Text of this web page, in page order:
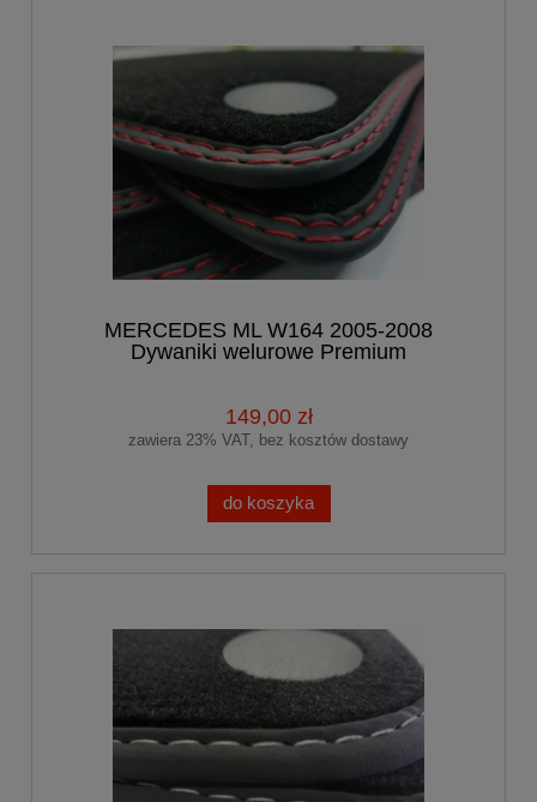
MERCEDES ML W164 2005-2008
Dywaniki welurowe Premium
149,00 zł
zawiera 23% VAT, bez kosztów dostawy
do koszyka